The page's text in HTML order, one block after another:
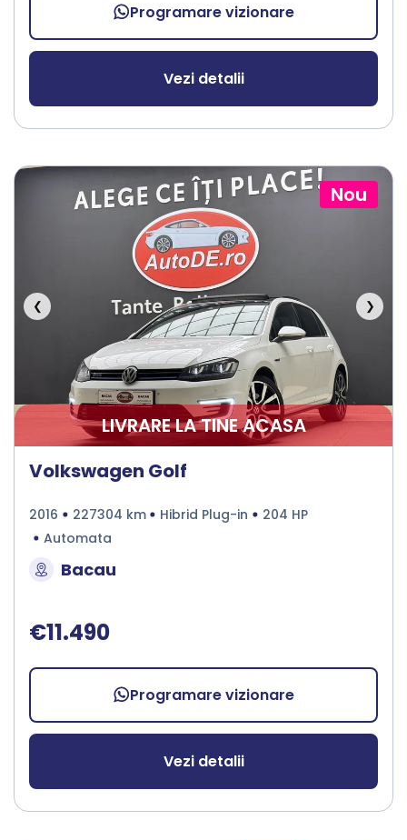
Programare vizionare
Vezi detalii
Nou
❮ ❯
LIVRARE LA TINE ACASA
Volkswagen Golf
2016 227304 km Hibrid Plug-in
204 HP
Automata
Bacau
€11.490
Programare vizionare
Vezi detalii